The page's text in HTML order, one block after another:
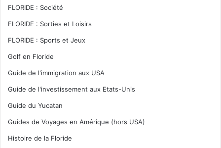
FLORIDE : Société
FLORIDE : Sorties et Loisirs
FLORIDE : Sports et Jeux
Golf en Floride
Guide de l'immigration aux USA
Guide de l'investissement aux Etats-Unis
Guide du Yucatan
Guides de Voyages en Amérique (hors USA)
Histoire de la Floride